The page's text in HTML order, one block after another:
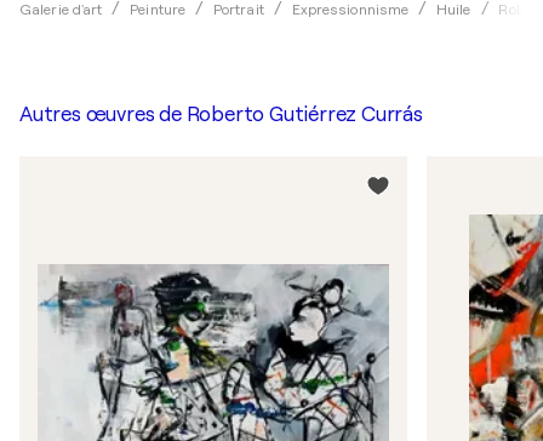
Galerie d'art Peinture Portrait Expressionnisme Huile
Autres œuvres de Roberto Gutiérrez Currás